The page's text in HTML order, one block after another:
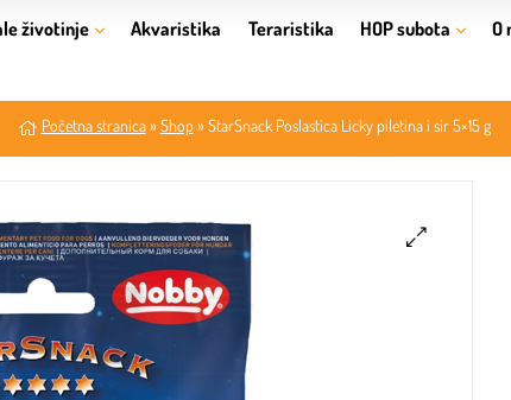
životinje Akvaristika Teraristika HOP subota O
Početna stranica» Shop» StarSnack Poslastica Licky piletina i sir 5×15 g